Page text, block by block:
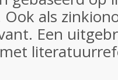
Ook als
Een